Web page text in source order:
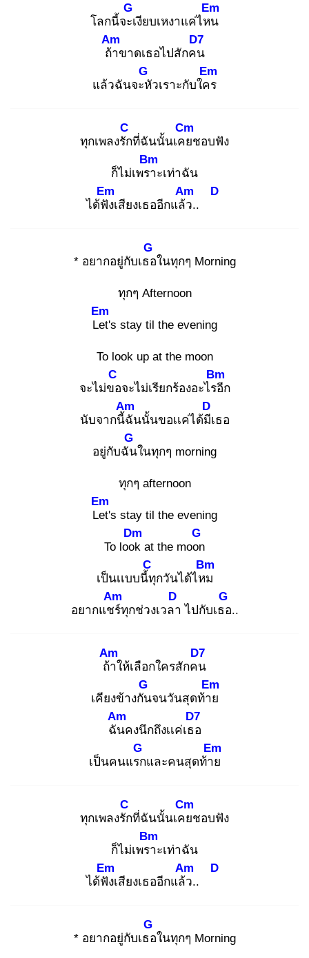
โลกนี้จะเ
G
งียบเหงาแค่ไหน
Em
ถ้า
Am
ขาดเธอไปสักคน
D7
แล้วฉันจะหั
G
วเราะกับใคร
Em
ทุกเพลงรัก
C
ที่ฉันนั้นเคย
Cm
ชอบฟัง
ก็ไม่เพรา
Bm
ะเท่าฉัน
ได้ฟัง
Em
เสียงเธออีกแล้ว
Am
..
D
* อยากอยู่กับเธอ
G
ในทุกๆ Morning
ทุกๆ Afternoon
Let
Em
's stay til the evening
To look up at the moon
จะไม่ขอ
C
จะไม่เรียกร้องอะไรอี
Bm
ก
นับจากนี้ฉั
Am
นนั้นขอเเค่ได้มีเ
D
ธอ
อยู่กับฉัน
G
ในทุกๆ morning
ทุกๆ afternoon
Let
Em
's stay til the evening
To look
Dm
at the moon
G
เป็นเเบบนี้ทุ
C
กวันได้ไหม
Bm
อยากแชร์
Am
ทุกช่วงเวลา
D
ไปกับเธอ
G
..
ถ้า
Am
ให้เลือกใครสักคน
D7
เคียงข้างกัน
G
จนวันสุดท้าย
Em
ฉัน
Am
คงนึกถึงเเค่เธอ
D7
เป็นคนแรก
G
และคนสุดท้าย
Em
ทุกเพลงรัก
C
ที่ฉันนั้นเคย
Cm
ชอบฟัง
ก็ไม่เพรา
Bm
ะเท่าฉัน
ได้ฟัง
Em
เสียงเธออีกแล้ว
Am
..
D
* อยากอยู่กับเธอ
G
ในทุกๆ Morning